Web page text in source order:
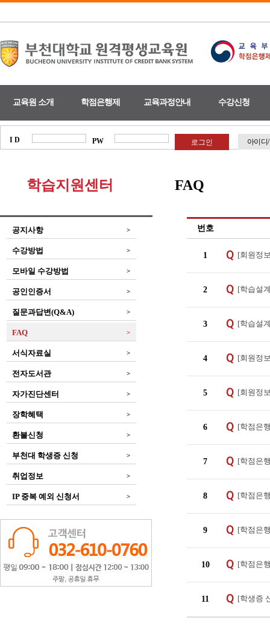
교육원 소개 학점은행제 교육과정안내 수강신청
I D PW 아이디
학습지원센터
공지사항 >
수강방법 >
모바일 수강방법 >
공인인증서 >
질문과답변(Q&A) >
FAQ >
서식자료실 >
전자도서관 >
자가진단센터 >
장학혜택 >
환불신청 >
부천대 학생증 신청 >
취업정보 >
IP 중복 예외 신청서 >
FAQ
번호
1 [회원정
2 [학습설
3 [학습설
4 [회원정
5 [회원정
6 [학점은
7 [학점은
8 [학점은
9 [학점은
10 [학점은
11 [학생증